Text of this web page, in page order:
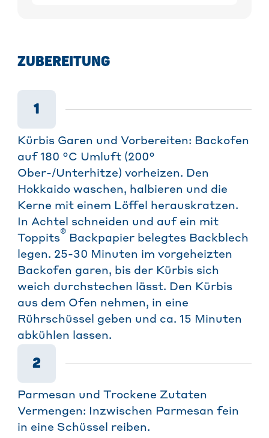
ZUBEREITUNG
1
Kürbis Garen und Vorbereiten: Backofen
auf 180 °C Umluft (200°
Ober-/Unterhitze) vorheizen. Den
Hokkaido waschen, halbieren und die
Kerne mit einem Löffel herauskratzen.
In Achtel schneiden und auf ein mit
Toppits® Backpapier belegtes Backblech
legen. 25-30 Minuten im vorgeheizten
Backofen garen, bis der Kürbis sich
weich durchstechen lässt. Den Kürbis
aus dem Ofen nehmen, in eine
Rührschüssel geben und ca. 15 Minuten
abkühlen lassen.
2
Parmesan und Trockene Zutaten
Vermengen: Inzwischen Parmesan fein
in eine Schüssel reiben.